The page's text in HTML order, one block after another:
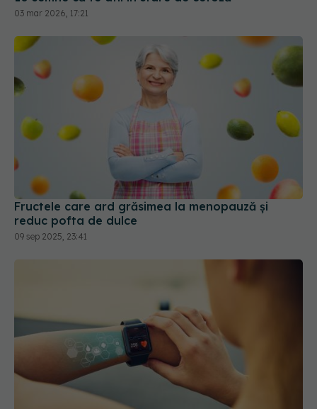
03 mar 2026, 17:21
Fructele care ard grăsimea la menopauză și
reduc pofta de dulce
09 sep 2025, 23:41